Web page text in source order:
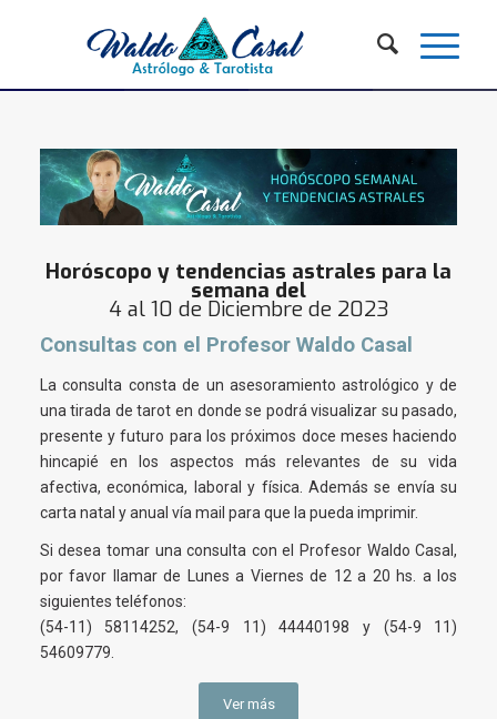
Horóscopo y tendencias astrales para la
semana del
4 al 10 de Diciembre de 2023
Consultas con el Profesor Waldo Casal
La consulta consta de un asesoramiento astrológico y de
una tirada de tarot en donde se podrá visualizar su pasado,
presente y futuro para los próximos doce meses haciendo
hincapié en los aspectos más relevantes de su vida
afectiva, económica, laboral y física. Además se envía su
carta natal y anual vía mail para que la pueda imprimir.
Si desea tomar una consulta con el Profesor Waldo Casal,
por favor llamar de Lunes a Viernes de 12 a 20 hs. a los
siguientes teléfonos:
(54-11) 58114252, (54-9 11) 44440198 y (54-9 11)
54609779.
Ver más